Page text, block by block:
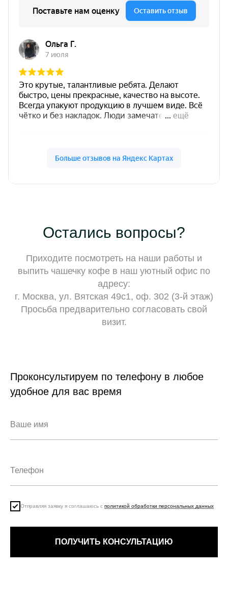
Остались вопросы?
Приходите посмотреть на наши работы и
выпить чашечку кофе в наш уютный офис по
адресу:
г. Москва, ул. Вятская 49с1, оф. 302 (3-й этаж)
Просьба предварительно согласовать свой
визит.
Проконсультируем по телефону в любое
удобное для вас время
Отправляя заявку я соглашаюсь с политикой обработки персональных данных
ПОЛУЧИТЬ КОНСУЛЬТАЦИЮ